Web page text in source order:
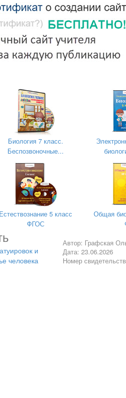
пирсинга и татуировок на
татуировок;
Биология 7 класс.
Беспозвоночные...
Естествознание 5 класс
ФГОС
Общая
и
человека
Автор: Графская
Дата: 23.06.2026
Номер